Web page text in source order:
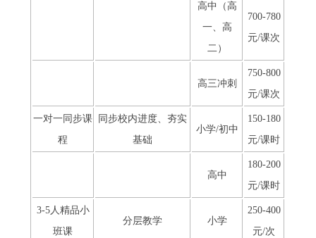
高中（高
一、高
二）
700-780
元/课次
高三冲刺
750-800
元/课次
一对一同步课
程
同步校内进度、夯实
基础
小学/初中
150-180
元/课时
高中
180-200
元/课时
3-5人精品小
班课
分层教学 小学
250-400
元/次